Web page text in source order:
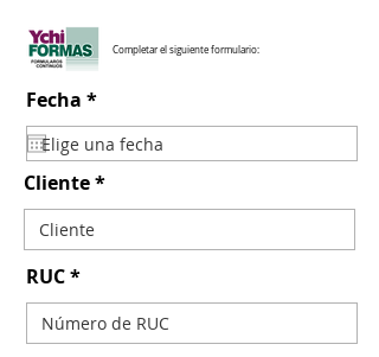
Completar el siguiente formulario:
Fecha *r
q
u
i
r
e
Cliente
RUC